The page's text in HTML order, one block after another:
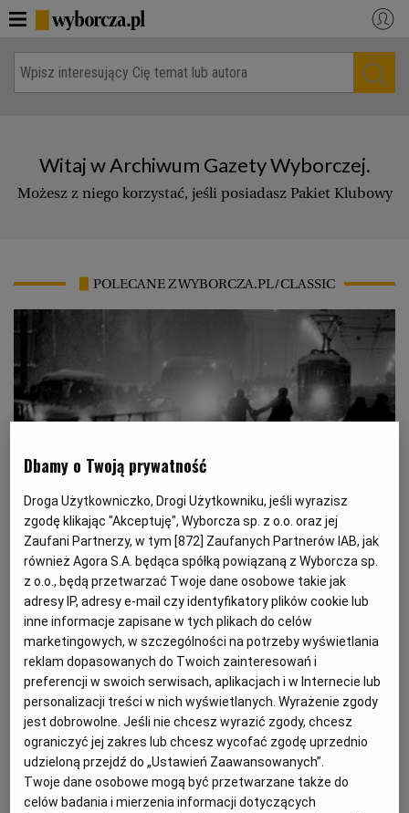
WYBORCZA.PL
Kultura Nauka
Jutronauci
Więcej
NASZE SERWISY
Serwisy lokalne Wyborcza.pl
Magazyny Wyborcza Classic
Wyborcza.biz
BIQdata Jutronauci
Archiwum Inne serwisy
Witaj w Archiwum Gazety Wyborczej.
Możesz z niego korzystać, jeśli posiadasz Pakiet Klubowy
POLECANE Z WYBORCZA.PL/CLASSIC
Nie znasz prawdziwej zimy? Oto
zima stulecia
Dbamy o Twoją prywatność
Droga Użytkowniczko, Drogi Użytkowniku, jeśli wyrazisz
zgodę klikając "Akceptuję", Wyborcza sp. z o.o. oraz jej
Zaufani Partnerzy, w tym [872] Zaufanych Partnerów IAB, jak
również Agora S.A. będąca spółką powiązaną z Wyborcza sp.
z o.o., będą przetwarzać Twoje dane osobowe takie jak
adresy IP, adresy e-mail czy identyfikatory plików cookie lub
inne informacje zapisane w tych plikach do celów
marketingowych, w szczególności na potrzeby wyświetlania
reklam dopasowanych do Twoich zainteresowań i
preferencji w swoich serwisach, aplikacjach i w Internecie lub
personalizacji treści w nich wyświetlanych. Wyrażenie zgody
jest dobrowolne. Jeśli nie chcesz wyrazić zgody, chcesz
ograniczyć jej zakres lub chcesz wycofać zgodę uprzednio
udzieloną przejdź do „Ustawień Zaawansowanych”.
Twoje dane osobowe mogą być przetwarzane także do
celów badania i mierzenia informacji dotyczących